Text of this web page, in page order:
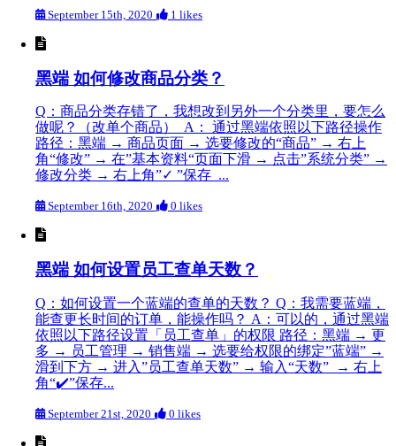
September 15th, 2020 1 likes
黑端 如何修改商品分类？
Q：商品分类存错了，我想改到另外一个分类里，要怎么
做呢？（改单个商品） A： 通过黑端依照以下路径操作
路径：黑端 → 商品页面 → 选要修改的“商品” → 右上
角“修改” → 在”基本资料“页面下滑 → 点击”系统分类” →
修改分类 → 右上角”✓ ”保存 ...
September 16th, 2020 0 likes
黑端 如何设置员工查单天数？
Q：如何设置一个蓝端的查单的天数？ Q：我需要蓝端，
能查更长时间的订单，能操作吗？ A：可以的，通过黑端
依照以下路径设置「员工查单」的权限 路径：黑端 → 更
多 → 员工管理 → 销售端 → 选要给权限的绑定”蓝端” →
滑到下方 → 进入”员工查单天数” → 输入“天数” → 右上
角“✔️”保存...
September 21st, 2020 0 likes